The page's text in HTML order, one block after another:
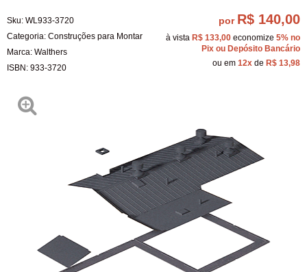
Sku: WL933-3720
Categoria: Construções para Montar
Marca: Walthers
ISBN: 933-3720
por R$ 140,00
à vista R$ 133,00 economize 5% no
Pix ou Depósito Bancário
ou em 12x de R$ 13,98